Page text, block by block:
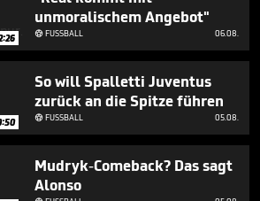
unmoralischem Angebot"
FUSSBALL 06.08.
So will Spalletti Juventus
zurück an die Spitze führen
FUSSBALL 05.08.
Mudryk-Comeback? Das sagt
Alonso